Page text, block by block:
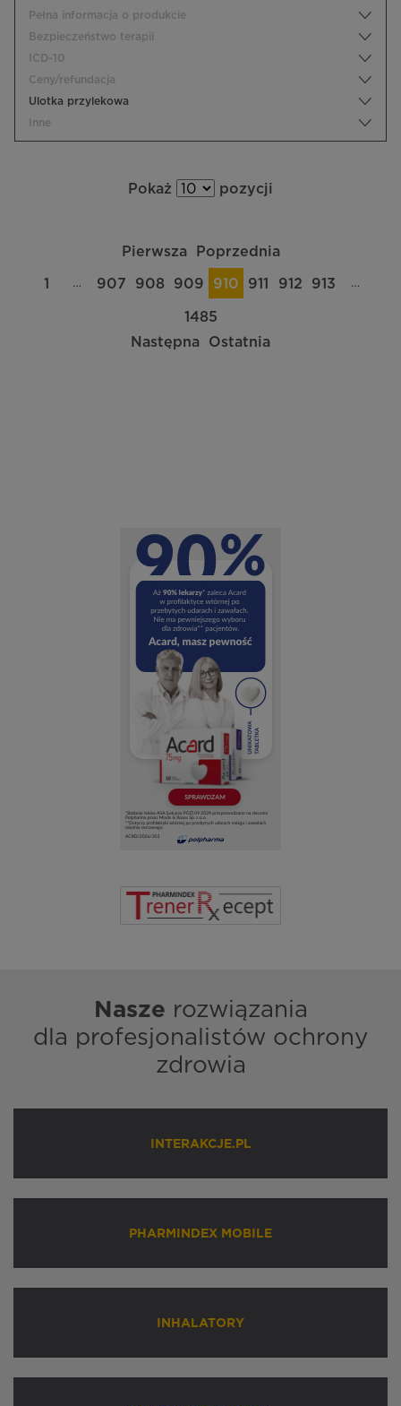
Pełna informacja o produkcie
Bezpieczeństwo terapii
ICD-10
Ceny/refundacja
Ulotka przylekowa
Inne
Pokaż pozycji
Pierwsza Poprzednia
1 … 907 908 909 910 911 912 913 …
1485
Następna
Ostatnia
Nasze rozwiązania
dla profesjonalistów ochrony
zdrowia
INTERAKCJE.PL
PHARMINDEX MOBILE
INHALATORY